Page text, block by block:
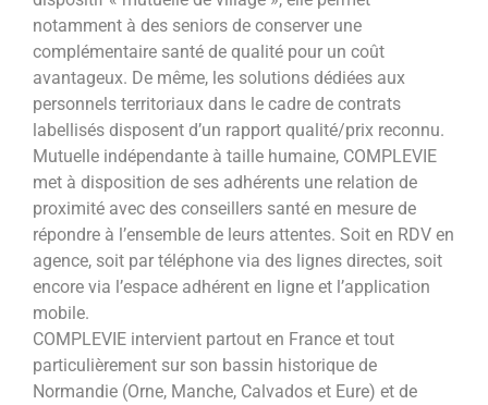
notamment à des seniors de conserver une
complémentaire santé de qualité pour un coût
avantageux. De même, les solutions dédiées aux
personnels territoriaux dans le cadre de contrats
labellisés disposent d’un rapport qualité/prix reconnu.
Mutuelle indépendante à taille humaine, COMPLEVIE
met à disposition de ses adhérents une relation de
proximité avec des conseillers santé en mesure de
répondre à l’ensemble de leurs attentes. Soit en RDV en
agence, soit par téléphone via des lignes directes, soit
encore via l’espace adhérent en ligne et l’application
mobile.
COMPLEVIE intervient partout en France et tout
particulièrement sur son bassin historique de
Normandie (Orne, Manche, Calvados et Eure) et de